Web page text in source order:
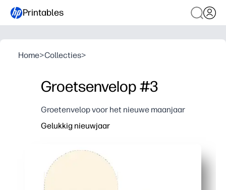
Printables
Home>Collecties>
Groetsenvelop #3
Groetenvelop voor het nieuwe maanjaar
Gelukkig nieuwjaar